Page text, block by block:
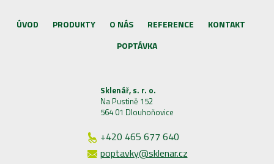
ÚVOD PRODUKTY O NÁS REFERENCE
KONTAKT
POPTÁVKA
Sklenář, s. r. o.
Na Pustině 152
564 01 Dlouhoňovice
+420 465 677 640
poptavky@sklenar.cz